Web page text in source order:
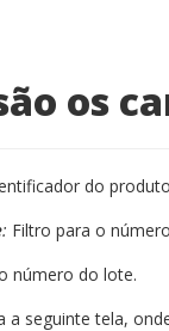
os
do
: Filtro para o
número do lote.
a seguinte tela,